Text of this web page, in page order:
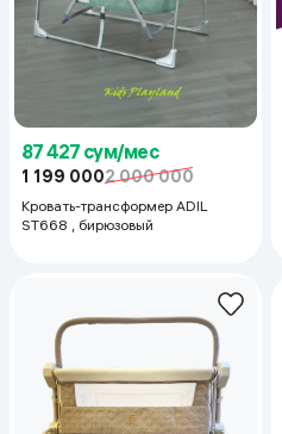
87 427 сум/мес
1 199 0002 000 000
Кровать-трансформер ADIL
ST668 , бирюзовый